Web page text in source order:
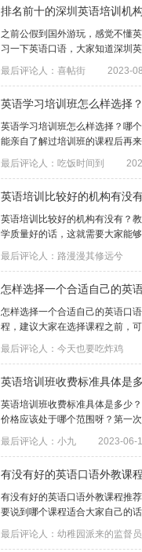
排名前十的深圳英语培训机
之前公假到国外游玩，感觉不懂
习一下英语口语，大家知道深圳
最后评论人：喜帖街
2023-
英语学习培训班怎么样选择
英语学习培训班怎么样选择？哪
能亲自了解过培训班的课程后再
最后评论人：吃饭时间到
英语培训比较好的机构有没
英语培训比较好的机构有没有？
学质量好的话，这就需要大家能
最后评论人：路漫漫其修远兮
怎样选择一个合适自己的英
怎样选择一个合适自己的英语口
程，建议大家在选择课程之前，
最后评论人：今天也要吃炸鸡
英语培训班收费标准具体是
英语培训班收费标准具体是多少
价格应该处于哪个范围呀？第一
最后评论人：小九
2023-06-
有没有好的英语口语外教课
有没有好的英语口语外教课程推
要说到哪个课程适合大家自己的
最后评论人：幼稚园派来的监督员